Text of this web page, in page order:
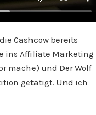
Cashcow bereits
ins Affiliate Marketing
mache) und Der Wolf
getätigt. Und ich